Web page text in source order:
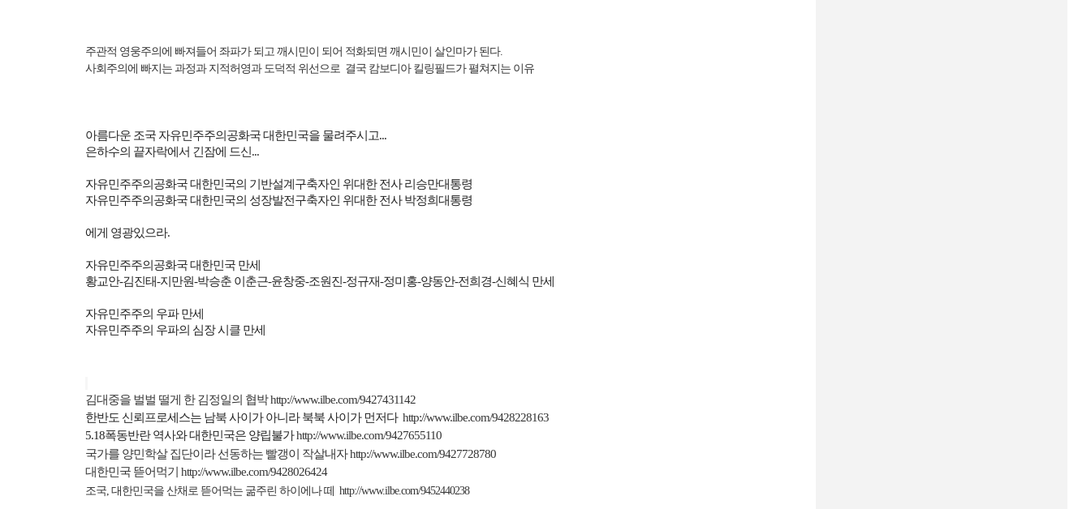
주관적 영웅주의에 빠져들어 좌파가 되고 깨시민이 되어 적화되면 깨시민이 살인마가 된다.
사회주의에 빠지는 과정과 지적허영과 도덕적 위선으로 결국 캄보디아 킬링필드가 펼쳐지는 이유
아름다운 조국 자유민주주의공화국 대한민국을 물려주시고...
은하수의 끝자락에서 긴잠에 드신 ...
자유민주주의공화국 대한민국의 기반설계구축자인 위대한 전사 리승만대통령
자유민주주의공화국 대한민국의 성장발전구축자인 위대한 전사 박정희대통령
에게 영광있으라.
자유민주주의공화국 대한민국 만세
황교안-김진태-지만원-박승춘 이춘근-윤창중-조원진 -정규재-정미홍-양동안-전희경-신혜식 만세
자유민주주의 우파 만세
자유민주주의 우파의 심장 시클 만세
김대중을 벌벌 떨게 한 김정일의 협박http://www.ilbe.com/9427431142
한반도 신뢰프로세스는 남북 사이가 아니라 북북 사이가 먼저다 http://www.ilbe.com/9428228163
5.18폭동반란 역사와 대한민국은 양립불가http://www.ilbe.com/9427655110
국가를 양민학살 집단이라 선동하는 빨갱이 작살내자http://www.ilbe.com/9427728780
대한민국 뜯어먹기 http://www.ilbe.com/9428026424
조국, 대한민국을 산채로 뜯어먹는 굶주린 하이에나 떼 http://www.ilbe.com/9452440238